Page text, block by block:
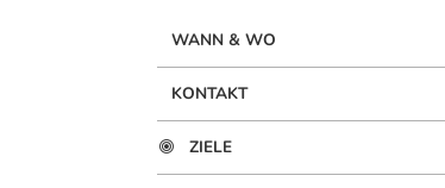
WANN & WO
KONTAKT
ZIELE